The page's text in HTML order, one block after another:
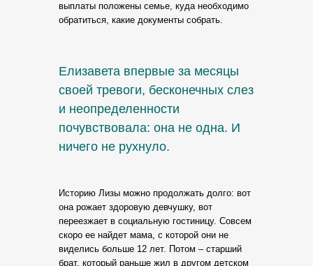
выплаты положены семье, куда необходимо
обратиться, какие документы собрать.
Елизавета впервые за месяцы
своей тревоги, бесконечных слез
и неопределенности
почувствовала: она не одна. И
ничего не рухнуло.
Историю Лизы можно продолжать долго: вот
она рожает здоровую девчушку, вот
переезжает в социальную гостиницу. Совсем
скоро ее найдет мама, с которой они не
виделись больше 12 лет. Потом – старший
брат, который раньше жил в другом детском